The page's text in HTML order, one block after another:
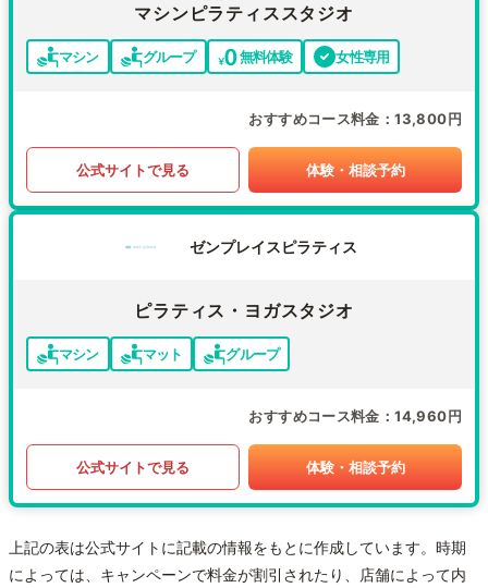
マシンピラティススタジオ
マシン グループ 無料体験 女性専用
おすすめコース料金 13,800円
公式サイトで見る 体験・相談予約
ゼンプレイスピラティス
ピラティス・ヨガスタジオ
マシン マット グループ
おすすめコース料金 14,960円
公式サイトで見る 体験・相談予約
上記の表は公式サイトに記載の情報をもとに作成しています。時期
によっては、キャンペーンで料金が割引されたり、店舗によって内